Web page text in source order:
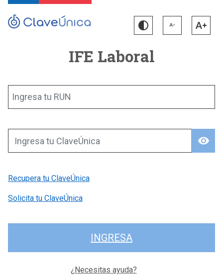
IFE Laboral
Ingresa tu RUN
visibility
Ingresa tu ClaveÚnica
Recupera tu ClaveÚnica
Solicita tu ClaveÚnica
INGRESA
¿Necesitas ayuda?